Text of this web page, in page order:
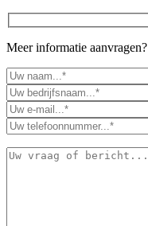
Meer informatie aanvragen?